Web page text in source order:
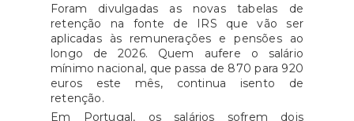
Foram divulgadas as novas tabelas de
retenção na fonte de IRS que vão ser
aplicadas às remunerações e pensões ao
longo de 2026. Quem aufere o salário
mínimo nacional, que passa de 870 para 920
euros este mês, continua isento de
retenção.
Em Portugal, os salários sofrem dois